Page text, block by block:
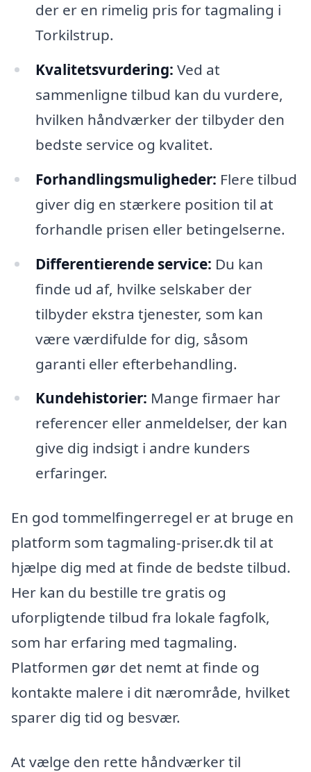
der er en rimelig pris for tagmaling i
Torkilstrup.
Kvalitetsvurdering: Ved at
sammenligne tilbud kan du vurdere,
hvilken håndværker der tilbyder den
bedste service og kvalitet.
Forhandlingsmuligheder: Flere tilbud
giver dig en stærkere position til at
forhandle prisen eller betingelserne.
Differentierende service: Du kan
finde ud af, hvilke selskaber der
tilbyder ekstra tjenester, som kan
være værdifulde for dig, såsom
garanti eller efterbehandling.
Kundehistorier: Mange firmaer har
referencer eller anmeldelser, der kan
give dig indsigt i andre kunders
erfaringer.
En god tommelfingerregel er at bruge en
platform som tagmaling-priser.dk til at
hjælpe dig med at finde de bedste tilbud.
Her kan du bestille tre gratis og
uforpligtende tilbud fra lokale fagfolk,
som har erfaring med tagmaling.
Platformen gør det nemt at finde og
kontakte malere i dit nærområde, hvilket
sparer dig tid og besvær.
At vælge den rette håndværker til